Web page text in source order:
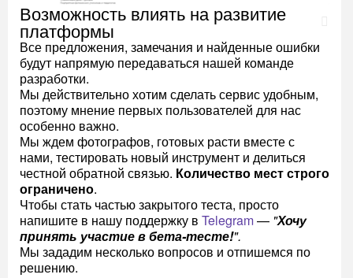
Возможность влиять на развитие
платформы
Все предложения, замечания и найденные ошибки
будут напрямую передаваться нашей команде
разработки.
Мы действительно хотим сделать сервис удобным,
поэтому мнение первых пользователей для нас
особенно важно.
Мы ждем фотографов, готовых расти вместе с
нами, тестировать новый инструмент и делиться
честной обратной связью. Количество мест строго
ограничено.
Чтобы стать частью закрытого теста, просто
напишите в нашу поддержку в Telegram— "Хочу
принять участие в бета-тесте!".
Мы зададим несколько вопросов и отпишемся по
решению.